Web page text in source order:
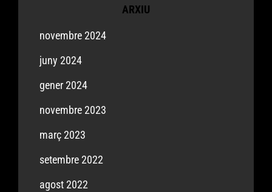
ARXIU
novembre 2024
juny 2024
gener 2024
novembre 2023
març 2023
setembre 2022
agost 2022